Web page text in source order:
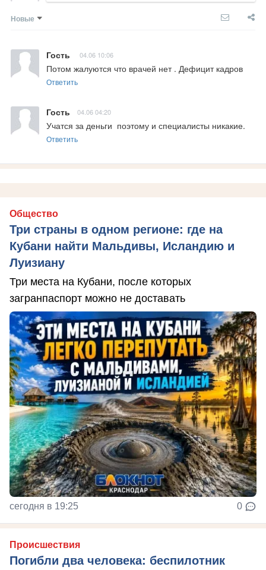
Новые
Гость 04.06 10:06
Потом жалуются что врачей нет . Дефицит кадров
Ответить
Гость 04.06 04:20
Учатся за деньги  поэтому и специалисты никакие.
Ответить
Общество
Три страны в одном регионе: где на
Кубани найти Мальдивы, Исландию и
Луизиану
Три места на Кубани, после которых
загранпаспорт можно не доставать
сегодня в 19:25 0
Происшествия
Погибли два человека: беспилотник